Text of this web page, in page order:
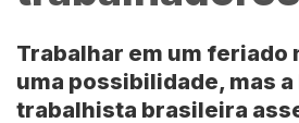
Trabalhar em um feriado
uma possibilidade, mas a
trabalhista brasileira